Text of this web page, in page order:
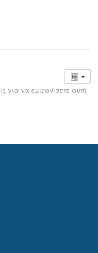
για να εμφανίσετε αυτή